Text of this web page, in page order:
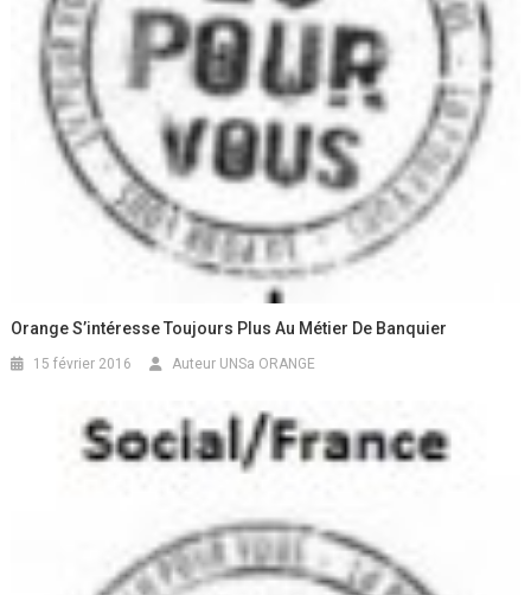
Orange S’intéresse Toujours Plus Au Métier De Banquier
15 février 2016 Auteur UNSa ORANGE